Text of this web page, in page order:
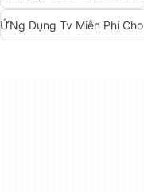
ỨNg Dụng Tv Miễn Phí